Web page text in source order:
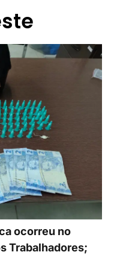
ocorreu no
Trabalhadores;